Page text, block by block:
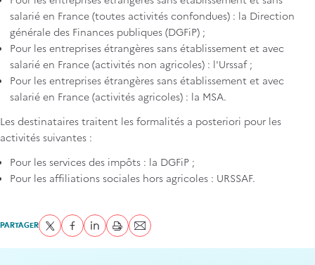
salarié en France (toutes activités confondues) : la Direction
générale des Finances publiques (DGFiP) ;
Pour les entreprises étrangères sans établissement et avec
salarié en France (activités non agricoles) : l'Urssaf ;
Pour les entreprises étrangères sans établissement et avec
salarié en France (activités agricoles) : la MSA.
Les destinataires traitent les formalités a posteriori pour les
activités suivantes :
Pour les services des impôts : la DGFiP ;
Pour les affiliations sociales hors agricoles : URSSAF.
PARTAGERPartager sur Twitter
Partager sur Facebook
Partager sur LinkedIn
imprimerEnvoyer par courriel